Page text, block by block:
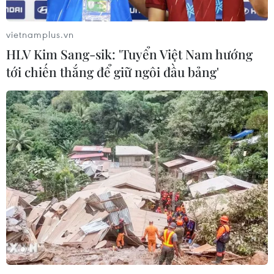
#Muammar Gaddafi
#Quan hệ ngoại giao
Anh
Mỹ
Theo dõi VietnamPlus
vietnamplus.vn
HLV Kim Sang-sik: 'Tuyển Việt Nam hướng
tới chiến thắng để giữ ngôi đầu bảng'